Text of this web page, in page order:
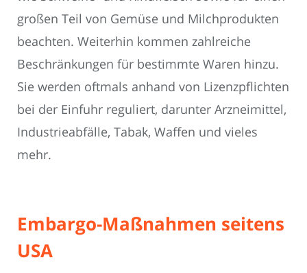
großen Teil von Gemüse und Milchprodukten
beachten. Weiterhin kommen zahlreiche
Beschränkungen für bestimmte Waren hinzu.
Sie werden oftmals anhand von Lizenzpflichten
bei der Einfuhr reguliert, darunter Arzneimittel,
Industrieabfälle, Tabak, Waffen und vieles
mehr.
Embargo-Maßnahmen seitens
USA